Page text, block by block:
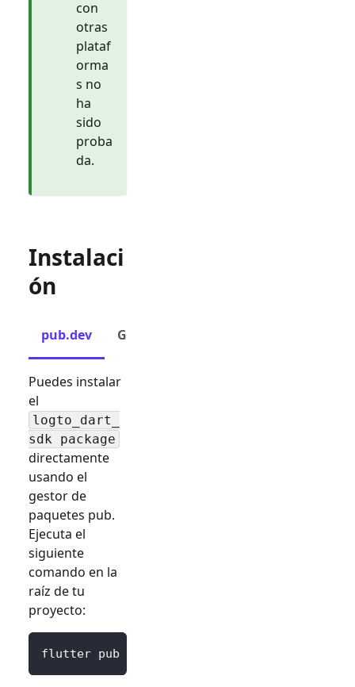
con
otras
plataf
orma
s no
ha
sido
proba
da.
Instalaci
ón
pub.dev GitHub
Puedes instalar
el
logto_dart_
sdk package
directamente
usando el
gestor de
paquetes pub.
Ejecuta el
siguiente
comando en la
raíz de tu
proyecto:
flutter pub